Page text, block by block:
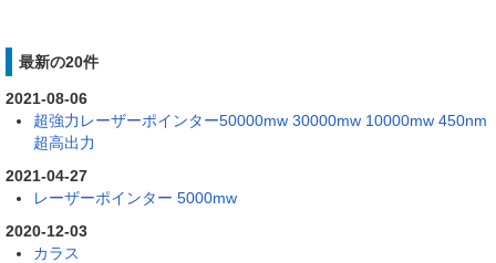
最新の20件
2021-08-06
超強力レーザーポインター50000mw 30000mw 10000mw 450nm
超高出力
2021-04-27
レーザーポインター 5000mw
2020-12-03
カラス